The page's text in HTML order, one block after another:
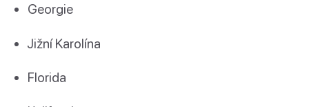
Georgie
Jižní Karolína
Florida